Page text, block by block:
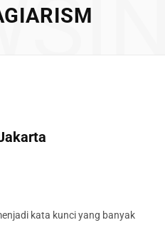
kata kunci yang banyak